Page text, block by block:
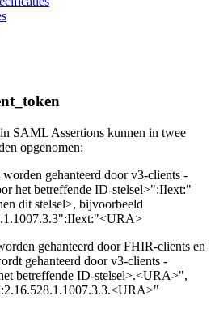
SAML Assertions kunnen in twee
opgenomen:
gehanteerd door v3-clients -
het betreffende ID-stelsel>":IIext:"
dit stelsel>, bijvoorbeeld
gehanteerd door FHIR-clients en
gehanteerd door v3-clients -
betreffende ID-stelsel>.<URA>",